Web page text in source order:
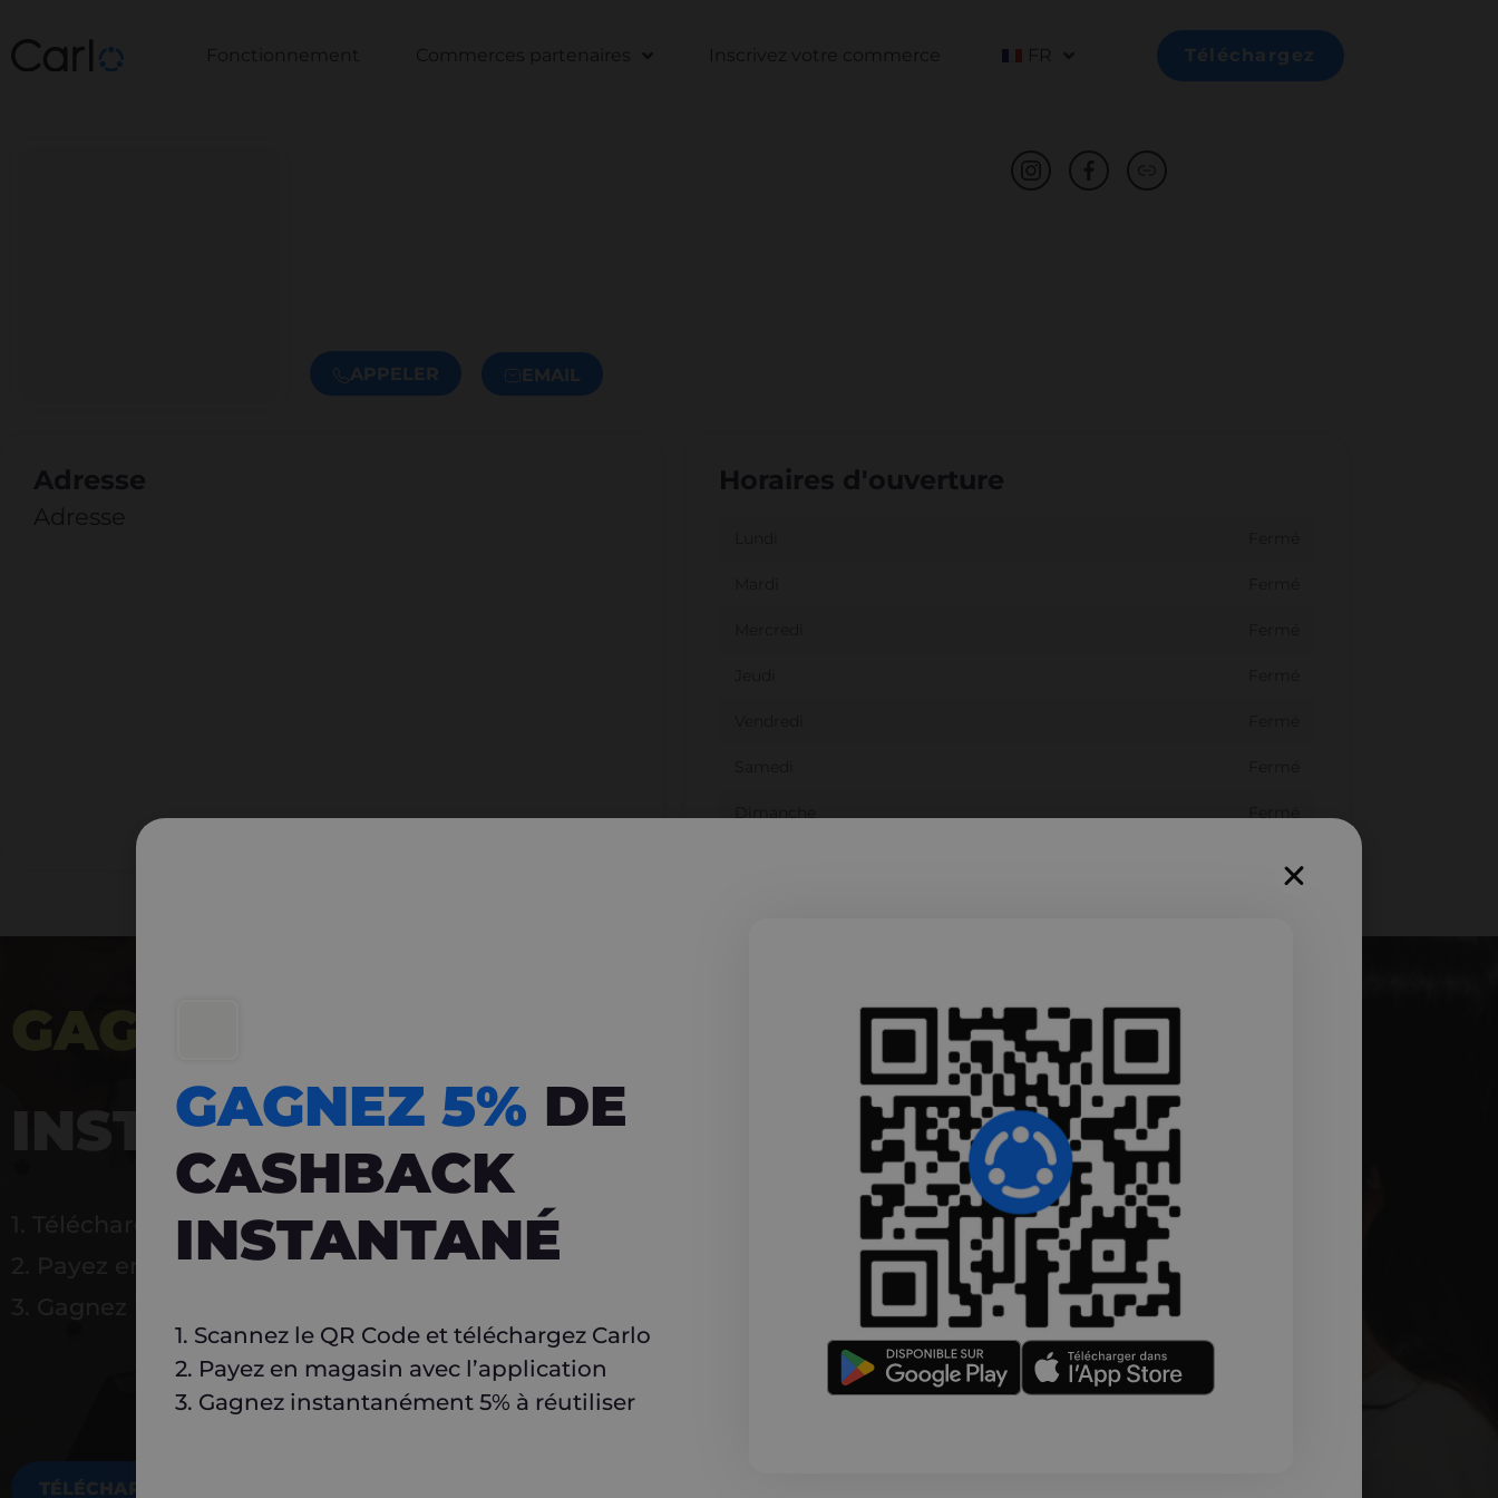
Fonctionnement Commerces partenaires Inscrivez votre commerce FR Téléchargez
APPELER EMAIL
Adresse
Adresse
Horaires d'ouverture
GAGNEZ 5%
INSTANTANÉ
1. Téléchargez Carlo
2. Payez en magasin avec l’application
TÉLÉCHARGEZ MAINTENANT
GAGNEZ 5% DE
CASHBACK
INSTANTANÉ
1. Scannez le QR Code et téléchargez Carlo
2. Payez en magasin avec l’application
3. Gagnez instantanément 5% à réutiliser